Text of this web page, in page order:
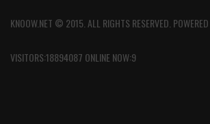
KNOOW.NET © 2015. ALL RIGHTS RESERVED.
VISITORS:18894087 ONLINE NOW:9